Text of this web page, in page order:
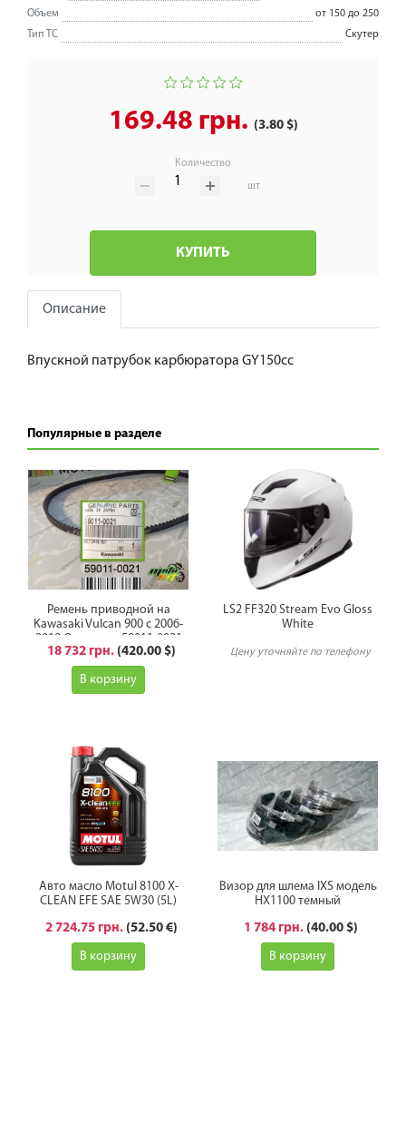
Объем
от 150 до 250
Тип ТС
Скутер
169.48 грн. (3.80 $)
Количество
шт
КУПИТЬ
Описание
Впускной патрубок карбюратора GY150cc
Популярные в разделе
Ремень приводной на
Kawasaki Vulcan 900 с 2006-
2019 Оригинал 59011-0021
18 732 грн. (420.00 $)
В корзину
LS2 FF320 Stream Evo Gloss
White
Цену уточняйте по телефону
Авто масло Motul 8100 X-
CLEAN EFE SAE 5W30 (5L)
2 724.75 грн. (52.50 €)
В корзину
Визор для шлема IXS модель
HX1100 темный
1 784 грн. (40.00 $)
В корзину